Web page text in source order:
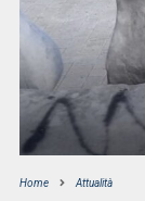
Home Attualità